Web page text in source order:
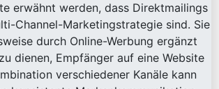
erwähnt werden, dass Direktmailings
Channel-Marketingstrategie sind. Sie
durch Online-Werbung ergänzt
dienen, Empfänger auf eine Website
verschiedener Kanäle kann